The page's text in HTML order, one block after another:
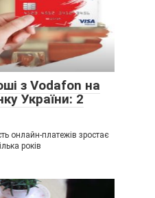
з Vodafon на
України: 2
онлайн-платежів зростає
років